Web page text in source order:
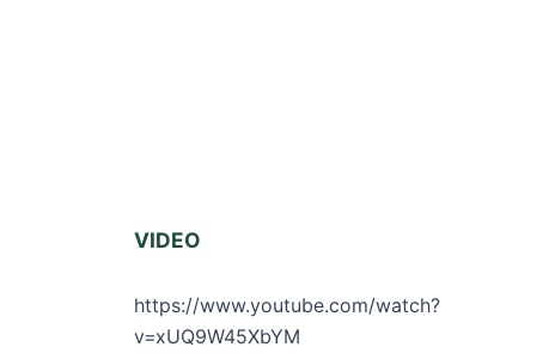
VIDEO
https://www.youtube.com/watch?
v=xUQ9W45XbYM